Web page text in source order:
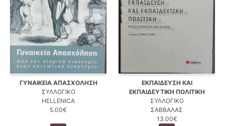
ΓΥΝΑΙΚΕΙΑ ΑΠΑΣΧΟΛΗΣΗ
ΣΥΛΛΟΓΙΚΟ
HELLENICA
5.00€
ΕΚΠΑΙΔΕΥΣΗ ΚΑΙ
ΕΚΠΑΙΔΕΥΤΙΚΗ ΠΟΛΙΤΙΚΗ
ΣΥΛΛΟΓΙΚΟ
ΣΑΒΒΑΛΑΣ
13.00€